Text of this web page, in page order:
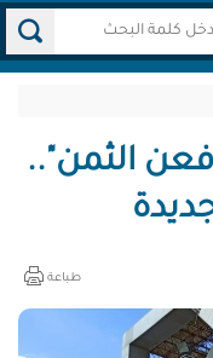
الثمن"..
طباعة